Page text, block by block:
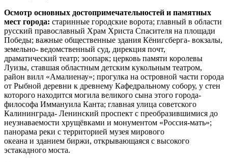
Осмотр основных достопримечательностей и памятных
мест города: старинные городские ворота; главный в области
русский православный Храм Христа Спасителя на площади
Победы; важные общественные здания Кёнигсберга- вокзалы,
земельно- ведомственный суд, дирекция почт,
драматический театр; зоопарк; церковь памяти королевы
Луизы, ставшая областным детским кукольным театром,
район вилл «Амалиенау»; прогулка на островной части города
от Рыбной деревни к древнему Кафедральному собору, у стен
которого находится могила великого сына этого города-
философа Иммануила Канта; главная улица советского
Калининграда- Ленинский проспект с преобразившимися до
неузнаваемости хрущёвками и монументом «Россия-мать»;
панорама реки с территорией музея мирового
океана и зданием биржи, открывающаяся с высокого
эстакадного моста.